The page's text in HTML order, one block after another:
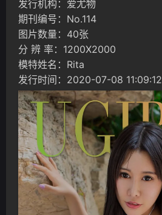
发行机构：爱尤物
期刊编号：No.114
图片数量：40张
分 辨 率：1200X2000
模特姓名：Rita
发行时间：2020-07-08 11:09:12